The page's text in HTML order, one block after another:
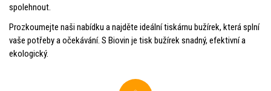
spolehnout.
Prozkoumejte naši nabídku a najděte ideální tiskárnu bužírek, která splní
vaše potřeby a očekávání. S Biovin je tisk bužírek snadný, efektivní a
ekologický.